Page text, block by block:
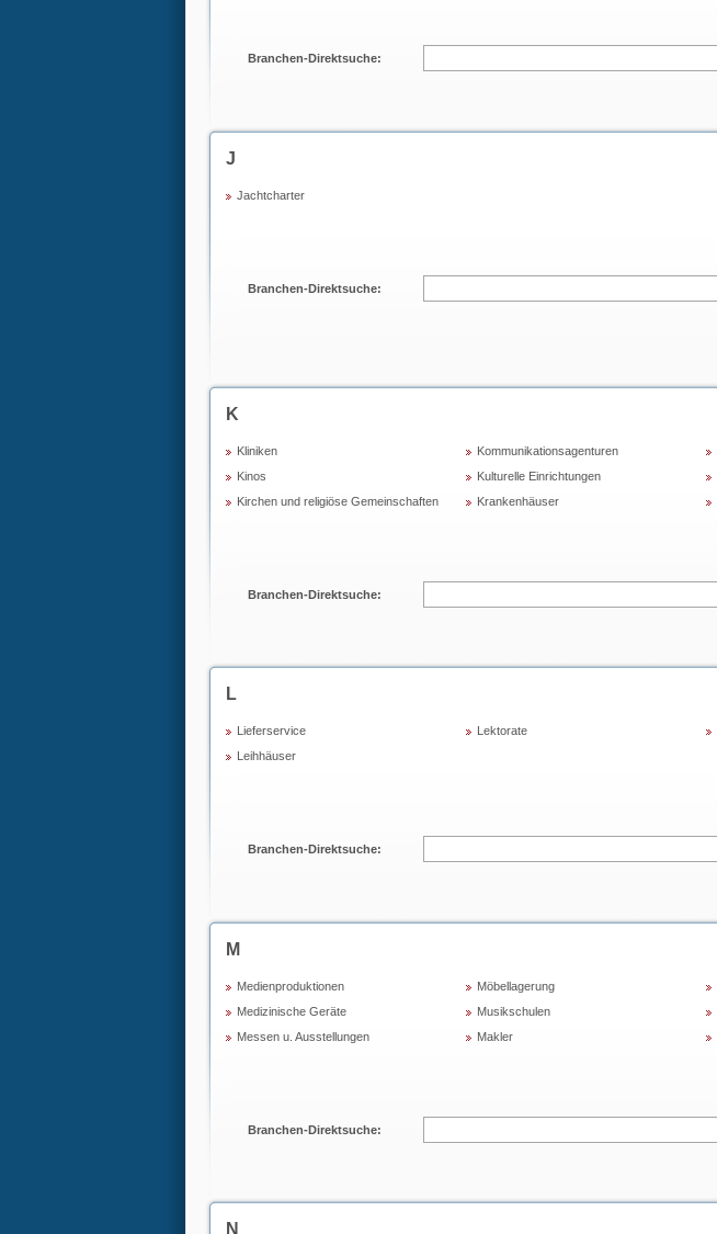
Branchen-Direktsuche:
J
Jachtcharter
Branchen-Direktsuche:
K
Kliniken
Kinos
Kirchen und religiöse Gemeinschaften
Kommunikationsagenturen
Kulturelle Einrichtungen
Krankenhäuser
Branchen-Direktsuche:
L
Lieferservice
Leihhäuser
Lektorate
Branchen-Direktsuche:
M
Medienproduktionen
Medizinische Geräte
Messen u. Ausstellungen
Möbellagerung
Musikschulen
Makler
Branchen-Direktsuche:
N